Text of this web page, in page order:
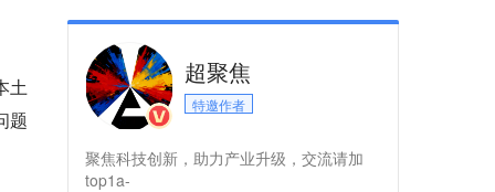
土
题
超聚焦
特邀作者
聚焦科技创新，助力产业升级，交流请加
top1a-